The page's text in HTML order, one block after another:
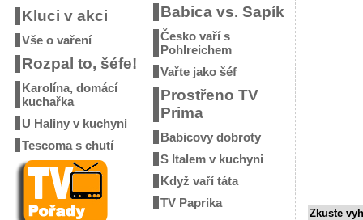
Kluci v akci
Vše o vaření
Rozpal to, šéfe!
Karolína, domácí
kuchařka
U Haliny v kuchyni
Tescoma s chutí
Babica vs. Sapík
Česko vaří s
Pohlreichem
Vařte jako šéf
Prostřeno TV
Prima
Babicovy dobroty
S Italem v kuchyni
Když vaří táta
TV Paprika
Zkuste